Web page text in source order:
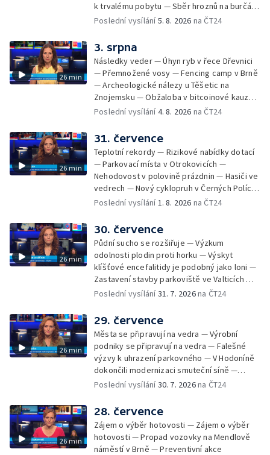
k trvalému pobytu — Sběr hroznů na burčák
— Dokončení oprav vedení — Skončil termín
vody v obcích — Vyschlá koryta potoků —
Sdílení strážníků na Brněnsku
Poslední vysílání5. 8. 2026 na ČT24
26 min
3. srpna
Následky veder — Úhyn ryb v řece Dřevnici
— Přemnožené vosy — Fencing camp v Brně
— Archeologické nálezy u Těšetic na
Znojemsku — Obžaloba v bitcoinové kauze
— Přestavba silnice přes Bzenec na
Zašové — Letní opravy divadel — Český hlas
ve vesmíru
Poslední vysílání4. 8. 2026 na ČT24
26 min
31. července
Teplotní rekordy — Rizikové nabídky dotací
— Parkovací místa v Otrokovicích —
Nehodovost v polovině prázdnin — Hasiči ve
vedrech — Nový cyklopruh v Černých Polích
— Květinová výstava ve Věžkách
Poslední vysílání1. 8. 2026 na ČT24
26 min
30. července
Půdní sucho se rozšiřuje — Výzkum
odolnosti plodin proti horku — Výskyt
klíšťové encefalitidy je podobný jako loni —
Zastavení stavby parkoviště ve Valticích —
Spor o lokalitu lesa v Rožnově pod
organismus — Kybernetický incident na
Masarykově univerzitě — Slavnostní
vyřazení absolventů Univerzity obran —
Letní kurzy umění pro mladé — Mobilní
kurníky pomáhají na poli
Poslední vysílání31. 7. 2026na ČT24
26 min
29. července
Města se připravují na vedra — Výrobní
podniky se připravují na vedra — Falešné
výzvy k uhrazení parkovného — V Hodoníně
dokončili modernizaci smuteční síně —
Chybějící toalety u dětských hřišť —
bývalého nákupního domu Letná — Končí 52.
ročník Letní filmové školy — 3. ročník
komunitní akce Stůl ve středu — Cesta na
podporu paliativní péče
Poslední vysílání30. 7. 2026na ČT24
26 min
28. července
Zájem o výběr hotovosti — Zájem o výběr
hotovosti — Propad vozovky na Mendlově
náměstí v Brně — Preventivní akce